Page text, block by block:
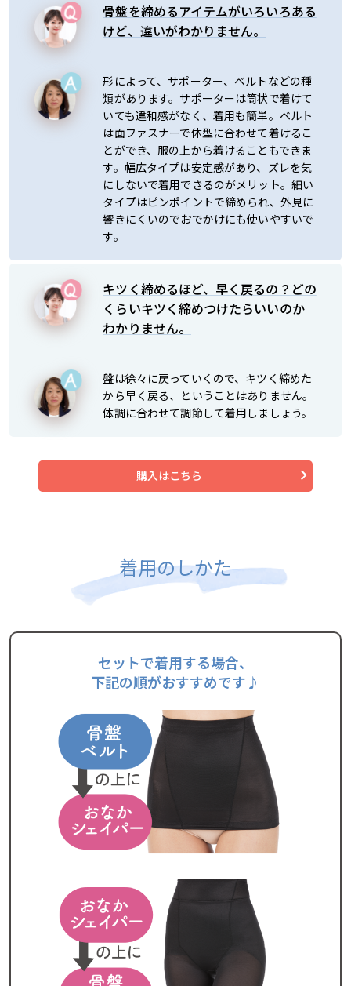
骨盤を締めるアイテムがいろいろある
けど、違いがわかりません。
形によって、サポーター、ベルトなどの種
類があります。サポーターは筒状で着けて
いても違和感がなく、着用も簡単。ベルト
は面ファスナーで体型に合わせて着けるこ
とができ、服の上から着けることもできま
す。幅広タイプは安定感があり、ズレを気
にしないで着用できるのがメリット。細い
タイプはピンポイントで締められ、外見に
響きにくいのでおでかけにも使いやすいで
す。
キツく締めるほど、早く戻るの？どの
くらいキツく締めつけたらいいのか
わかりません。
盤は徐々に戻っていくので、キツく締めた
から早く戻る、ということはありません。
体調に合わせて調節して着用しましょう。
購入はこちら
着用のしかた
セットで着用する場合、
下記の順がおすすめです♪